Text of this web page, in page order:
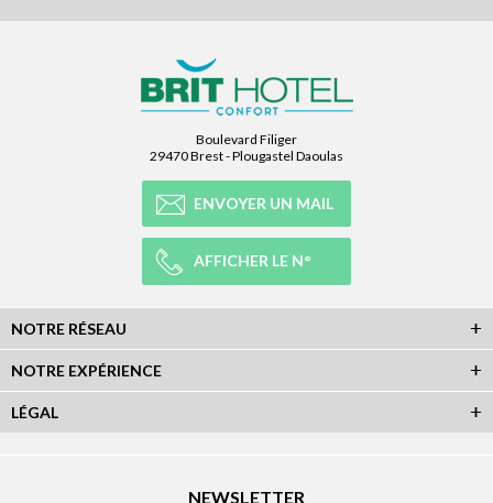
Boulevard Filiger
29470 Brest - Plougastel Daoulas
ENVOYER UN MAIL
AFFICHER LE N°
NOTRE RÉSEAU
NOTRE EXPÉRIENCE
LÉGAL
NEWSLETTER